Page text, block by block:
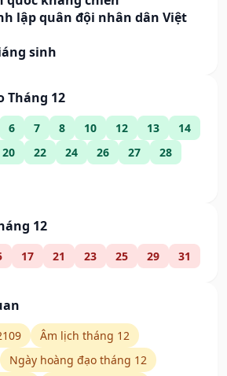
lập quân đội nhân dân Việt
sinh
Tháng 12
6 7 8 10 12 13
14
20 22 24 26 27
28
12
17 21 23 25 29 31
Âm lịch tháng 12
Ngày hoàng đạo tháng 12